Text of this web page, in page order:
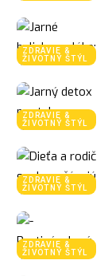
ZDRAVIE &
ŽIVOTNÝ ŠTÝL
ZDRAVIE &
ŽIVOTNÝ ŠTÝL
ZDRAVIE &
ŽIVOTNÝ ŠTÝL
ZDRAVIE &
ŽIVOTNÝ ŠTÝL